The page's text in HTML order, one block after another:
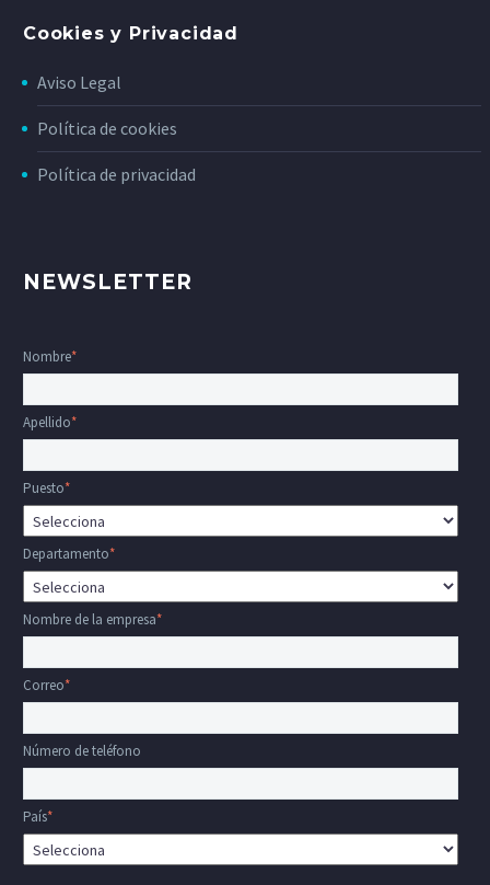
Cookies y Privacidad
Aviso Legal
Política de cookies
Política de privacidad
NEWSLETTER
Nombre*
Apellido*
Puesto*
Departamento*
Nombre de la empresa*
Correo*
Número de teléfono
País*